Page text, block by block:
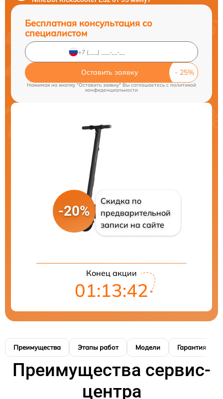
Бесплатная консультация со
специалистом
Оставить заявку
Нажимая на кнопку "Оставить заявку" Вы соглашаетесь c политикой
конфиденциальности
-20%
Скидка по
предварительной
записи на сайте
Конец акции
01:13:41
Преимущества Этапы работ Модели Гарантия
Преимущества сервис-
центра